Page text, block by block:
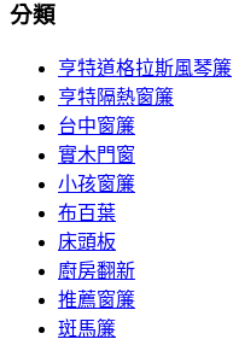
分類
亨特道格拉斯風琴簾
亨特隔熱窗簾
台中窗簾
實木門窗
小孩窗簾
布百葉
床頭板
廚房翻新
推薦窗簾
斑馬簾